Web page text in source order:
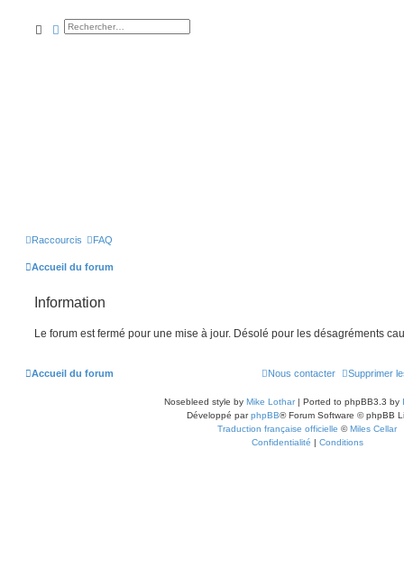
rechercher
rechercheavancée
Raccourcis FAQ
Accueil du forum
Information
Le forum est fermé pour une mise à jour. Désolé pour les désagréments
Accueil du forum Supprimer
Nous contacter
Nosebleed style by Mike Lothar| Ported to phpBB3.3 by
Développé parphpBB® Forum Software © phpBB
Traduction française officielle ©Miles Cellar
Confidentialité | Conditions